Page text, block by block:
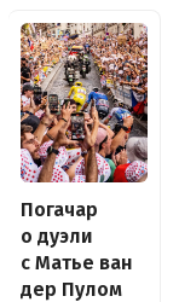
Погачар
о дуэли
с Матье ван
дер Пулом